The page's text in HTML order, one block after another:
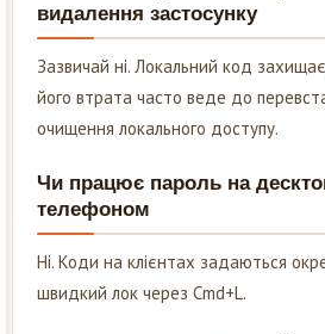
видалення застосунку
Зазвичай ні. Локальний код
його втрата часто веде до
очищення локального доступу.
Чи працює пароль на
телефоном
Ні. Коди на клієнтах задаються
швидкий лок через Cmd+L.